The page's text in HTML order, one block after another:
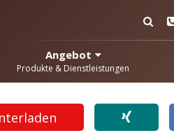
Angebot
Produkte & Dienstleistungen